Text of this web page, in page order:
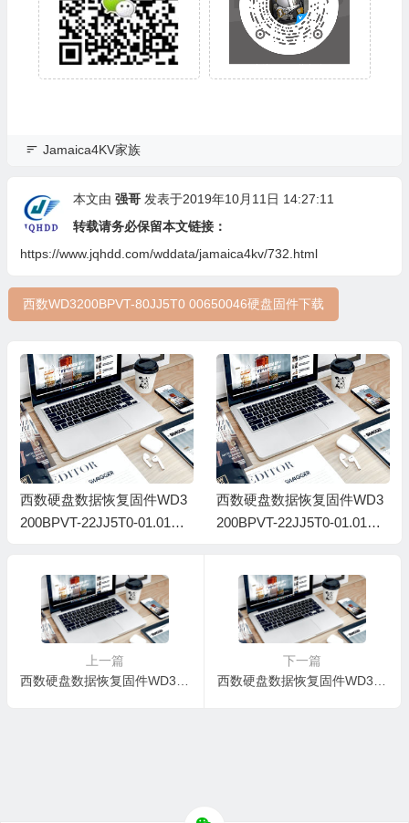
Jamaica4KV家族
本文由 强哥 发表于2019年10月11日 14:27:11
转载请务必保留本文链接：
https://www.jqhdd.com/wddata/jamaica4kv/732.html
西数WD3200BPVT-80JJ5T0 00650046硬盘固件下载
西数硬盘数据恢复固件WD3
200BPVT-22JJ5T0-01.01A0
西数硬盘数据恢复固件WD3
200BPVT-22JJ5T0-01.01A0
上一篇
下一篇